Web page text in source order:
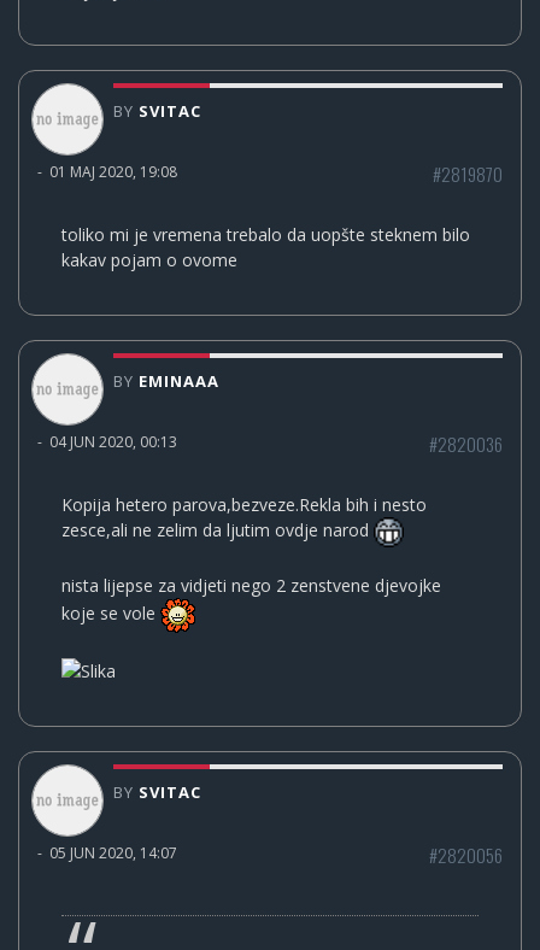
BY SVITAC
- 01 MAJ 2020, 19:08 #2819870
toliko mi je vremena trebalo da uopšte steknem bilo
kakav pojam o ovome
BY EMINAAA
- 04 JUN 2020, 00:13 #2820036
Kopija hetero parova,bezveze.Rekla bih i nesto
zesce,ali ne zelim da ljutim ovdje narod
nista lijepse za vidjeti nego 2 zenstvene djevojke
koje se vole
BY SVITAC
- 05 JUN 2020, 14:07 #2820056